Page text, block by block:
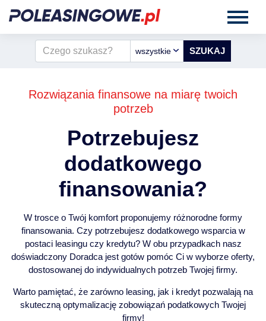
wszystkie
Rozwiązania finansowe na miarę twoich
potrzeb
Potrzebujesz
dodatkowego
finansowania?
W trosce o Twój komfort proponujemy różnorodne formy
finansowania. Czy potrzebujesz dodatkowego wsparcia w
postaci leasingu czy kredytu? W obu przypadkach nasz
doświadczony Doradca jest gotów pomóc Ci w wyborze oferty,
dostosowanej do indywidualnych potrzeb Twojej firmy.
Warto pamiętać, że zarówno leasing, jak i kredyt pozwalają na
skuteczną optymalizację zobowiązań podatkowych Twojej
firmy!